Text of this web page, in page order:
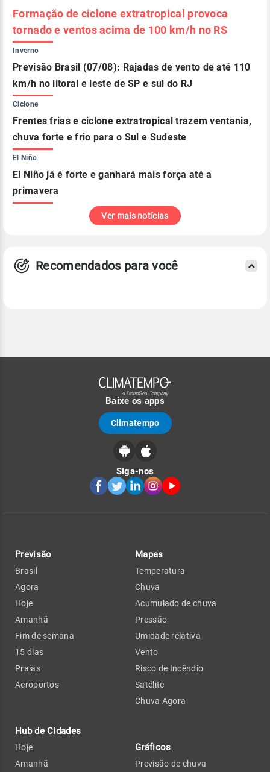
Formação de ciclone extratropical provoca
tornado e ventos acima de 100 km/h no RS
Inverno
Previsão Brasil (07/08): Rajadas de vento de até 110
km/h no litoral e leste de SP e sul do RJ
Ciclone
Frentes frias e ciclone extratropical trazem ventania,
chuva forte e frio para o Sul e Sudeste
El Niño
El Niño já é forte e ganhará mais força até a
primavera
Ver mais notícias
Recomendados para você
Baixe os apps
Climatempo
Siga-nos
Previsão
Brasil
Agora
Hoje
Amanhã
Fim de semana
15 dias
Praias
Aeroportos
Hub de Cidades
Hoje
Amanhã
Mapas
Temperatura
Chuva
Acumulado de chuva
Pressão
Umidade relativa
Vento
Risco de Incêndio
Satélite
Chuva Agora
Gráficos
Previsão de chuva